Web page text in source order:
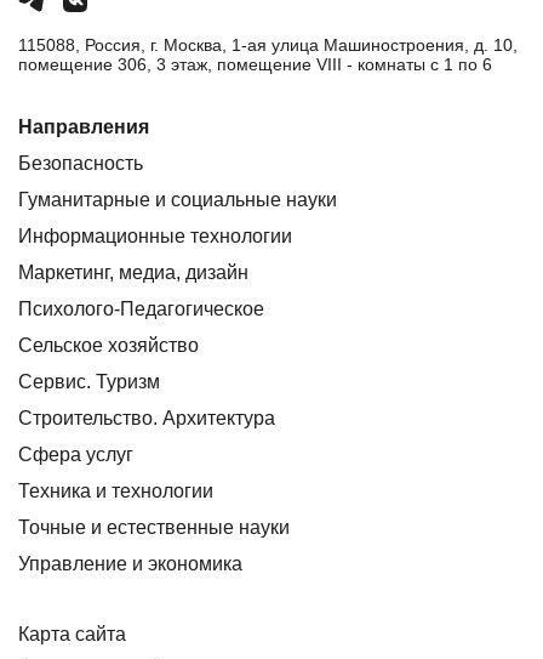
115088, Россия, г. Москва, 1-ая улица Машиностроения, д. 10,
помещение 306, 3 этаж, помещение VIII - комнаты с 1 по 6
Направления
Безопасность
Гуманитарные и социальные науки
Информационные технологии
Маркетинг, медиа, дизайн
Психолого-Педагогическое
Сельское хозяйство
Сервис. Туризм
Строительство. Архитектура
Сфера услуг
Техника и технологии
Точные и естественные науки
Управление и экономика
Карта сайта